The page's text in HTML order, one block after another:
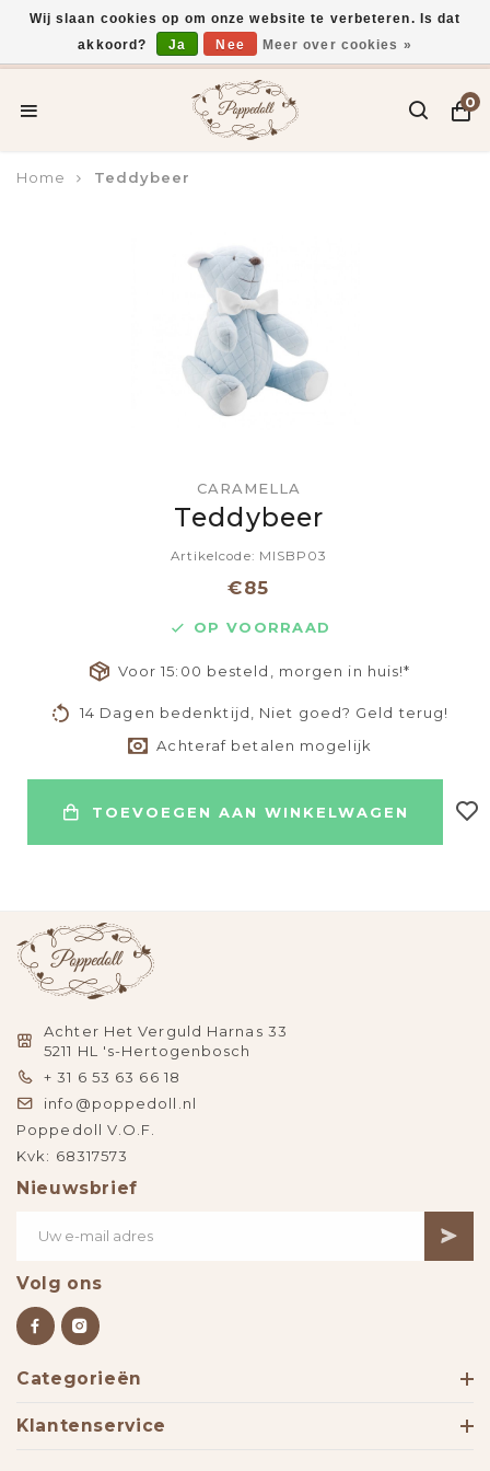
Voor 15:00 uur besteld, vandaag verzonden*
0
Home Teddybeer
CARAMELLA
Teddybeer
Artikelcode: MISBP03
€85
OP VOORRAAD
Voor 15:00 besteld, morgen in huis!*
14 Dagen bedenktijd, Niet goed? Geld terug!
Achteraf betalen mogelijk
TOEVOEGEN AAN WINKELWAGEN
Achter Het Verguld Harnas 33
5211 HL 's-Hertogenbosch
+ 31 6 53 63 66 18
info@poppedoll.nl
Poppedoll V.O.F.
Kvk: 68317573
Nieuwsbrief
Volg ons
Categorieën
Klantenservice
Wij slaan cookies op om onze website te verbeteren. Is dat
akkoord?
Ja Nee Meer over cookies »